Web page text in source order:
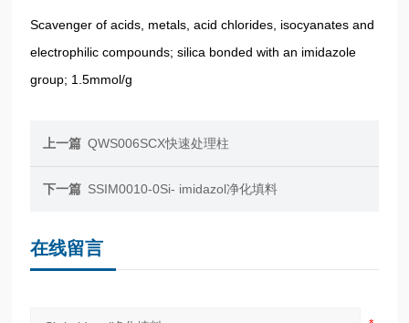
Scavenger of acids, metals, acid chlorides, isocyanates and
electrophilic compounds; silica bonded with an imidazole
group; 1.5mmol/g
上一篇 QWS006SCX快速处理柱
下一篇 SSIM0010-0Si- imidazol净化填料
在线留言